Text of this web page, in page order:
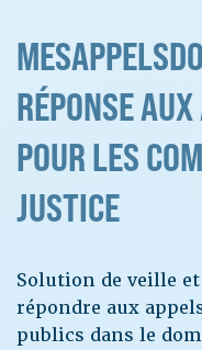
RÉPONSE
POUR LES
JUSTICE
Solution de veille
répondre aux
publics dans le